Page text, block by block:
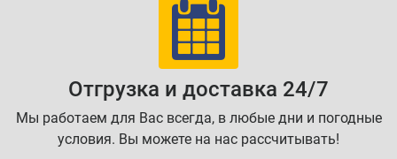
Отгрузка и доставка 24/7
Мы работаем для Вас всегда, в любые дни и погодные
условия. Вы можете на нас рассчитывать!